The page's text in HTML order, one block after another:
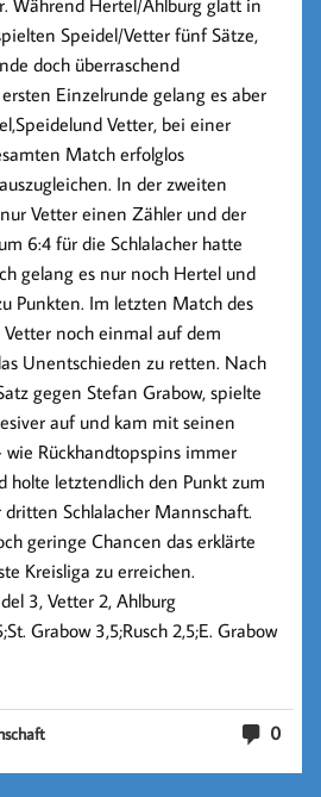
Speidel/Vetter fünf Sätze,
doch überraschend
Einzelrunde gelang es aber
Vetter, bei einer
Match erfolglos
In der zweiten
Vetter einen Zähler und der
6:4 für die Schlalacher hatte
gelang es nur noch Hertel und
Punkten. Im letzten Match des
noch einmal auf dem
Unentschieden zu retten. Nach
gegen Stefan Grabow, spielte
auf und kam mit seinen
Rückhandtopspins immer
holte letztendlich den Punkt zum
Schlalacher Mannschaft.
geringe Chancen das erklärte
Kreisliga zu erreichen.
3, Vetter 2, Ahlburg
Grabow 3,5;Rusch 2,5;E. Grabow
0